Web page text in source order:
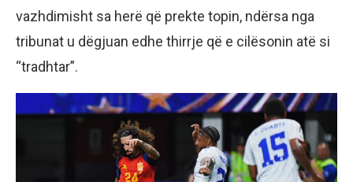
vazhdimisht sa herë që prekte topin, ndërsa nga
tribunat u dëgjuan edhe thirrje që e cilësonin atë si
“tradhtar”.